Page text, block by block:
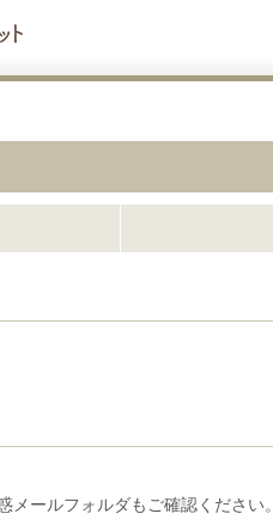
ールフォルダもご確認ください。